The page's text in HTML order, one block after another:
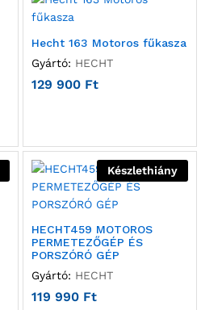
Hecht 163 Motoros fűkasza
Gyártó: HECHT
129 900 Ft
Készlethiány
HECHT459 MOTOROS
PERMETEZŐGÉP ÉS
PORSZÓRÓ GÉP
Gyártó: HECHT
119 990 Ft